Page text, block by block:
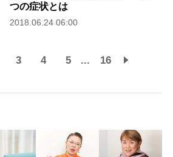
つの症状とは
2018.06.24 06:00
3 4 5 ... 16